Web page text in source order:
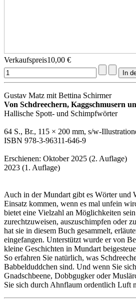
Verkaufspreis10,00 €
Gustav Matz mit Bettina Schirmer
Von Schdreechern, Kaggschmusern
Hallische Spott- und Schimpfwörter
64 S., Br., 115 × 200 mm, s/w-
ISBN 978-3-96311-646-9
Erschienen: Oktober 2025 (2. Auflage)
2023 (1. Auflage)
Auch in der Mundart gibt es Wörter und
Einsatz kommen, wenn es mal unfein
bietet eine Vielzahl an Möglichkeiten
zurechtzuweisen, auszuschimpfen oder
hat sie in diesem Buch gesammelt,
eingefangen. Unterstützt wurde er von
kleine Geschichten in Mundart
So erfahren Sie natürlich, was
Babbelduddchen sind. Und wenn Sie
Gnadschbeene, Dobbgugker oder
Sie sich durch Ahnflaum ordentlich Luft